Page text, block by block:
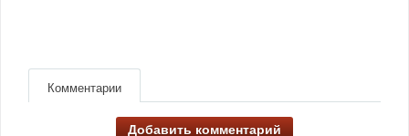
Комментарии
Добавить комментарий